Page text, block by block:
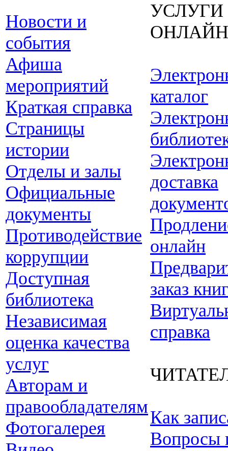
Новости и
события
Афиша
мероприятий
Краткая справка
Страницы
истории
Отделы и залы
Официальные
документы
Противодействие
коррупции
Доступная
библиотека
Независимая
оценка качества
услуг
Авторам и
правообладателям
Фотогалерея
УСЛУГИ
ОНЛАЙН
каталог
доставка
онлайн
заказ
справка
Как
Вопросы